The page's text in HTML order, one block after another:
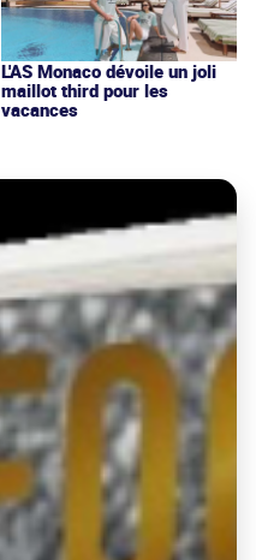
L'AS Monaco dévoile un joli
maillot third pour les
vacances